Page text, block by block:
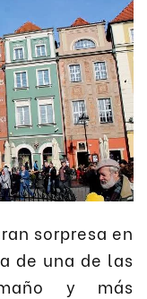
sorpresa en
de una de las
y más